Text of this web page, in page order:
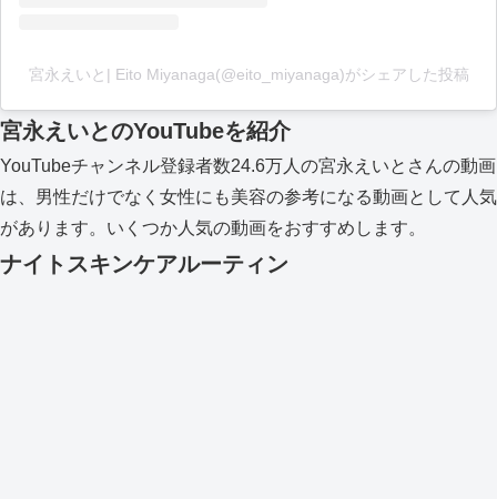
宮永えいと| Eito Miyanaga(@eito_miyanaga)がシェアした投稿
宮永えいとのYouTubeを紹介
YouTubeチャンネル登録者数24.6万人の宮永えいとさんの動画
は、男性だけでなく女性にも美容の参考になる動画として人気
があります。いくつか人気の動画をおすすめします。
ナイトスキンケアルーティン